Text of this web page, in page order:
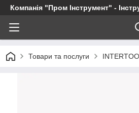
Компанія "Пром Інструмент" -
Товари та послуги